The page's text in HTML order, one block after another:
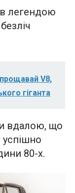
легендою
V8,
гіганта
вдалою, що
успішно
80-х.